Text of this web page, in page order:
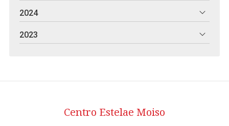
2024
2023
Centro Estelae Moiso